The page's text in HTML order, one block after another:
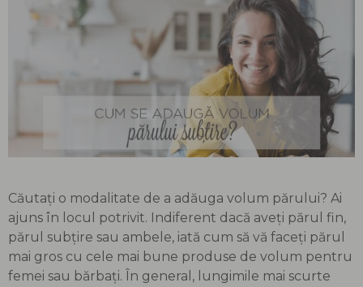
Căutați o modalitate de a adăuga volum părului? Ai
ajuns în locul potrivit. Indiferent dacă aveți părul fin,
părul subțire sau ambele, iată cum să vă faceți părul
mai gros cu cele mai bune produse de volum pentru
femei sau bărbați. În general, lungimile mai scurte